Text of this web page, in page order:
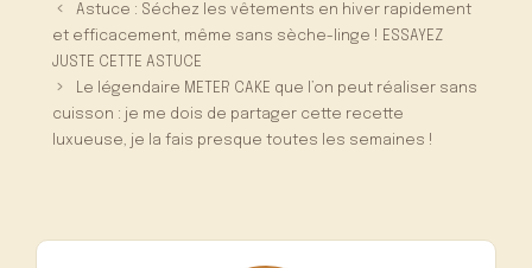
Astuce : Séchez les vêtements en hiver rapidement
et efficacement, même sans sèche-linge ! ESSAYEZ
JUSTE CETTE ASTUCE
Le légendaire METER CAKE que l’on peut réaliser sans
cuisson : je me dois de partager cette recette
luxueuse, je la fais presque toutes les semaines !